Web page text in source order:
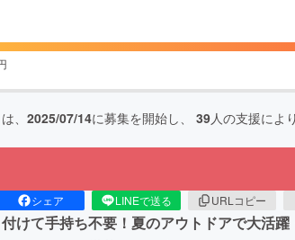
、 2025/07/14に募集を開始し、 39人の支援により
シェア LINEで送る URLコピー
付けて手持ち不要！夏のアウトドアで大活